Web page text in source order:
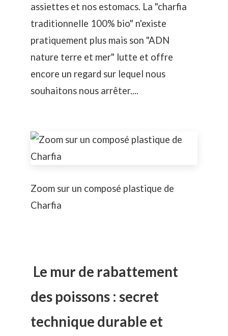
assiettes et nos estomacs. La "charfia
traditionnelle 100% bio" n'existe
pratiquement plus mais son "ADN
nature terre et mer" lutte et offre
encore un regard sur lequel nous
souhaitons nous arrêter....
Zoom sur un composé plastique de
Charfia
Le mur de rabattement
des poissons : secret
technique durable et